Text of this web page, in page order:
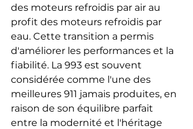
des moteurs refroidis par air au
profit des moteurs refroidis par
eau. Cette transition a permis
d'améliorer les performances et la
fiabilité. La 993 est souvent
considérée comme l'une des
meilleures 911 jamais produites, en
raison de son équilibre parfait
entre la modernité et l'héritage